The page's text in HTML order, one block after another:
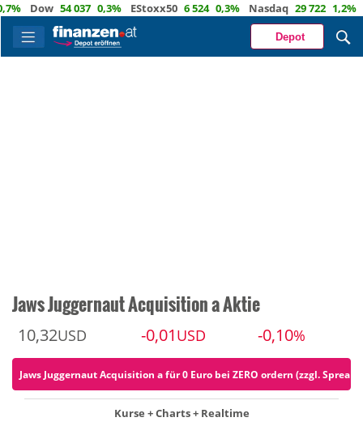
Dow 54 037 0,3% EStoxx50 6 524 0,3% Nasdaq 29 722 1,2% Öl
Depot
Jaws Juggernaut Acquisition a Aktie
10,32USD -0,01 USD -0,10%
Jaws Juggernaut Acquisition a für 0 Euro bei ZERO ordern (zzgl.
Kurse + Charts + Realtime